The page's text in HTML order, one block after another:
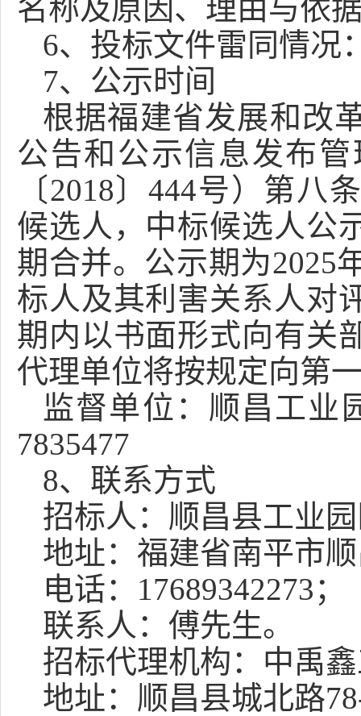
名称及原因、理由与依
6、投标文件雷同情况
7、 公示时间
根据福建省发展和改
公告和公示信息发布
〔2018〕444号）第八
候选人，中标候选人公
期合并。公示期为2025
标人及其利害关系人对
期内以书面形式向有关
代理单位将按规定向第
监督单位：顺昌工业
7835477
8、联系方式
招标人： 顺昌县工业
地址： 福建省南平市
电话： 17689342273；
联系人： 傅先生。
招标代理机构： 中禹
地址： 顺昌县城北路